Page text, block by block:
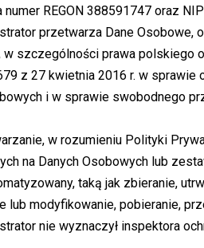
numer REGON 388591747 oraz
przetwarza Dane Osobowe,
szczególności prawa polskiego
z 27 kwietnia 2016 r. w
i w sprawie swobodnego
w rozumieniu Polityki
na Danych Osobowych lub
taką jak zbieranie,
lub modyfikowanie, pobieranie,
nie wyznaczył inspektora